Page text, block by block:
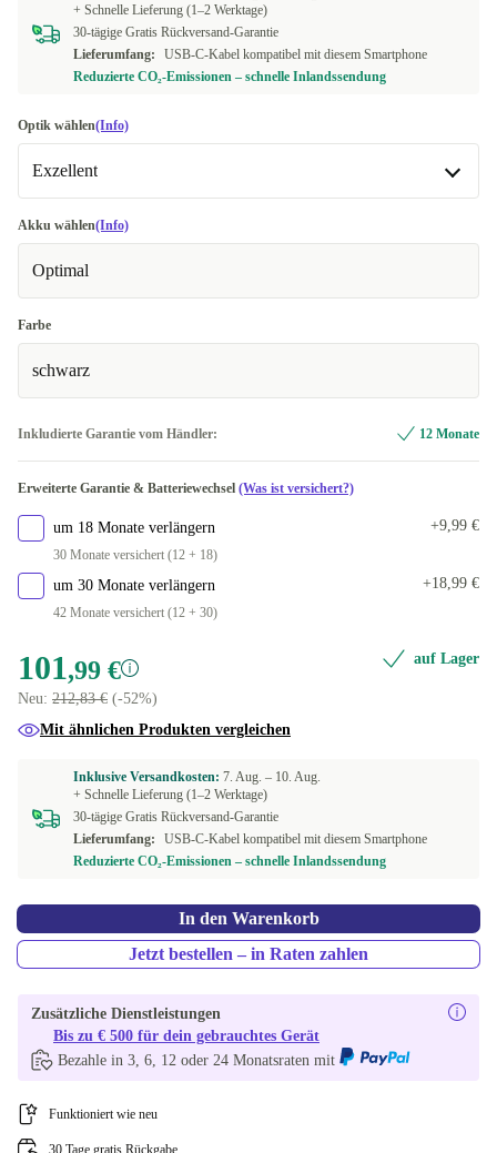
+ Schnelle Lieferung (1–2 Werktage)
30-tägige Gratis Rückversand-Garantie
Lieferumfang:
USB-C-Kabel kompatibel mit diesem Smartphone
Reduzierte CO₂-Emissionen – schnelle Inlandssendung
Optik wählen(Info)
Exzellent
Sehr gut
Exzellent
Akku wählen(Info)
Optimal
Farbe
schwarz
Inkludierte Garantie vom Händler: 12 Monate
Erweiterte Garantie & Batteriewechsel (Was ist versichert?)
um 18 Monate verlängern
30 Monate versichert (12 + 18)
+9,99 €
um 30 Monate verlängern
42 Monate versichert (12 + 30)
+18,99 €
101,99 €
Neu: 212,83 € (-52%)
auf Lager
Mit ähnlichen Produkten vergleichen
Inklusive Versandkosten: 7. Aug. – 10. Aug.
+ Schnelle Lieferung (1–2 Werktage)
30-tägige Gratis Rückversand-Garantie
Lieferumfang:
USB-C-Kabel kompatibel mit diesem Smartphone
Reduzierte CO₂-Emissionen – schnelle Inlandssendung
In den Warenkorb
Jetzt bestellen – in Raten zahlen
Zusätzliche Dienstleistungen
Bis zu € 500 für dein gebrauchtes Gerät
Bezahle in 3, 6, 12 oder 24 Monatsraten mit
Funktioniert wie neu
30 Tage gratis Rückgabe